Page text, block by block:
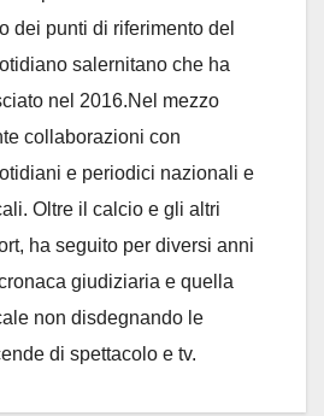
dei punti di riferimento del
salernitano che ha
nel 2016.Nel mezzo
collaborazioni con
e periodici nazionali e
Oltre il calcio e gli altri
ha seguito per diversi anni
giudiziaria e quella
non disdegnando le
di spettacolo e tv.